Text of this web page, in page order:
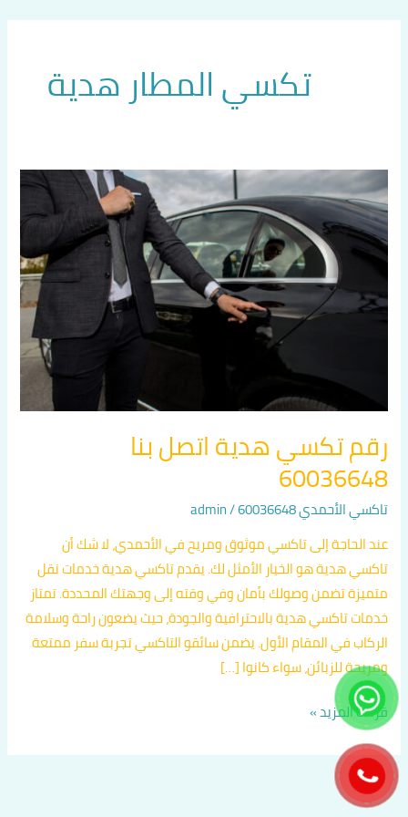
تكسي المطار هدية
رقم تكسي هدية اتصل بنا
60036648
تاكسي الأحمدي 60036648 /
admin
عند الحاجة إلى تاكسي موثوق ومريح في الأحمدي، لا شك أن
تاكسي هدية هو الخيار الأمثل لك. يقدم تاكسي هدية خدمات نقل
متميزة تضمن وصولك بأمان وفي وقته إلى وجهتك المحددة. تمتاز
خدمات تاكسي هدية بالاحترافية والجودة، حيث يضعون راحة وسلامة
الركاب في المقام الأول. يضمن سائقو التاكسي تجربة سفر ممتعة
ومريحة للزبائن، سواء كانوا […]
تكسي
هدية
اتصل
60036648
قراءة المزيد »